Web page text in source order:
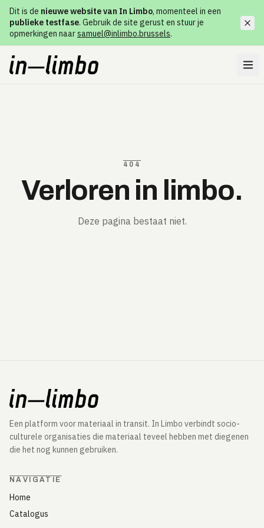
Dit is de nieuwe website van In Limbo, momenteel in een
publieke testfase. Gebruik de site gerust en stuur je
opmerkingen naarsamuel@inlimbo.brussels.
404
Verloren in limbo.
Deze pagina bestaat niet.
Een platform voor materiaal in transit. In Limbo verbindt socio-
culturele organisaties die materiaal teveel hebben met diegenen
die het nog kunnen gebruiken.
NAVIGATIE
Home
Catalogus